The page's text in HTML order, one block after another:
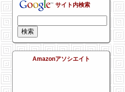
サイト内検索
Amazonアソシエイト